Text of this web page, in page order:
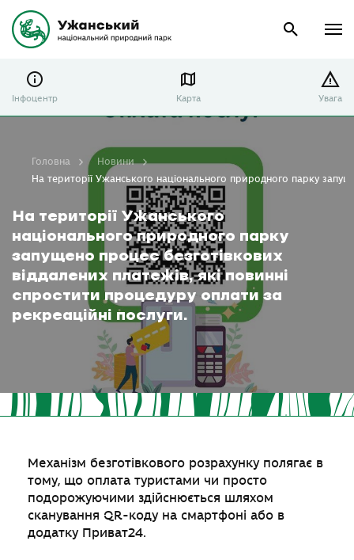
Інфоцентр Карта Увага
На території Ужанського
національного природного парку
запущено процес безготівкових
віддалених платежів, які повинні
спростити процедуру оплати за
рекреаційні послуги.
Головна
Новини
На території Ужанського національного природного парку
Механізм безготівкового розрахунку полягає в
тому, що оплата туристами чи просто
подорожуючими здійснюється шляхом
сканування QR-коду на смартфоні або в
додатку Приват24.